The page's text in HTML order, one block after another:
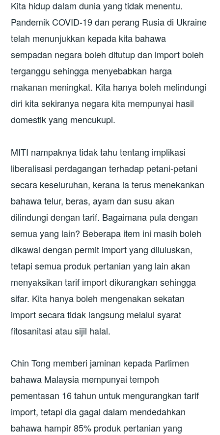
Kita hidup dalam dunia yang tidak menentu.
Pandemik COVID-19 dan perang Rusia di Ukraine
telah menunjukkan kepada kita bahawa
sempadan negara boleh ditutup dan import boleh
terganggu sehingga menyebabkan harga
makanan meningkat. Kita hanya boleh melindungi
diri kita sekiranya negara kita mempunyai hasil
domestik yang mencukupi.
MITI nampaknya tidak tahu tentang implikasi
liberalisasi perdagangan terhadap petani-petani
secara keseluruhan, kerana ia terus menekankan
bahawa telur, beras, ayam dan susu akan
dilindungi dengan tarif. Bagaimana pula dengan
semua yang lain? Beberapa item ini masih boleh
dikawal dengan permit import yang diluluskan,
tetapi semua produk pertanian yang lain akan
menyaksikan tarif import dikurangkan sehingga
sifar. Kita hanya boleh mengenakan sekatan
import secara tidak langsung melalui syarat
fitosanitasi atau sijil halal.
Chin Tong memberi jaminan kepada Parlimen
bahawa Malaysia mempunyai tempoh
pementasan 16 tahun untuk mengurangkan tarif
import, tetapi dia gagal dalam mendedahkan
bahawa hampir 85% produk pertanian yang